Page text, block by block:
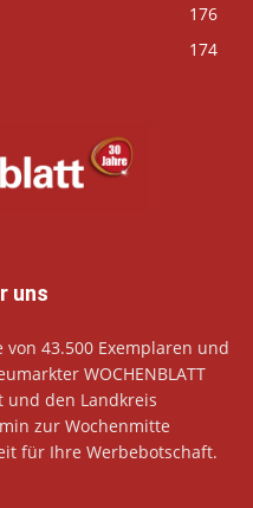
176
174
uns
43.500 Exemplaren und
WOCHENBLATT
und den Landkreis
zur Wochenmitte
für Ihre Werbebotschaft.